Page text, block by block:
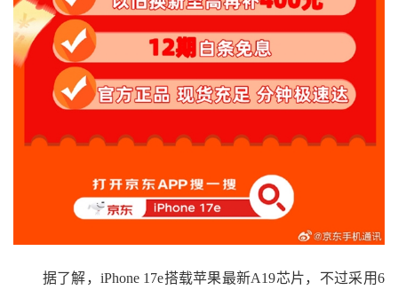
据了解，iPhone 17e搭载苹果最新A19芯片，不过采用6